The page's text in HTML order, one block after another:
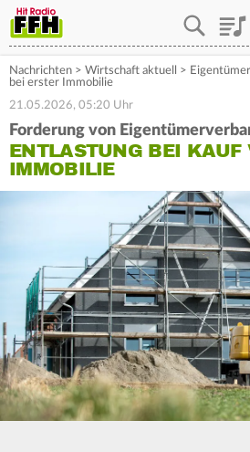
Nachrichten > Wirtschaft aktuell >
bei erster Immobilie
21.05.2026, 05:20 Uhr
Forderung von
ENTLASTUNG BEI KAUF
IMMOBILIE